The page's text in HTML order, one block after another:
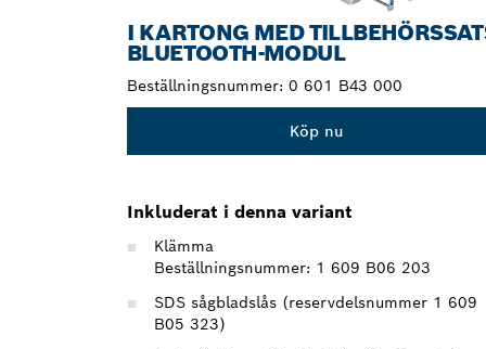
I KARTONG MED
BLUETOOTH-MODUL
Beställningsnummer: 0 601 B43 000
Köp nu
Inkluderat i denna variant
Klämma
Beställningsnummer: 1 609 B06 203
SDS sågbladslås (reservdelsnummer 1 609
B05 323)